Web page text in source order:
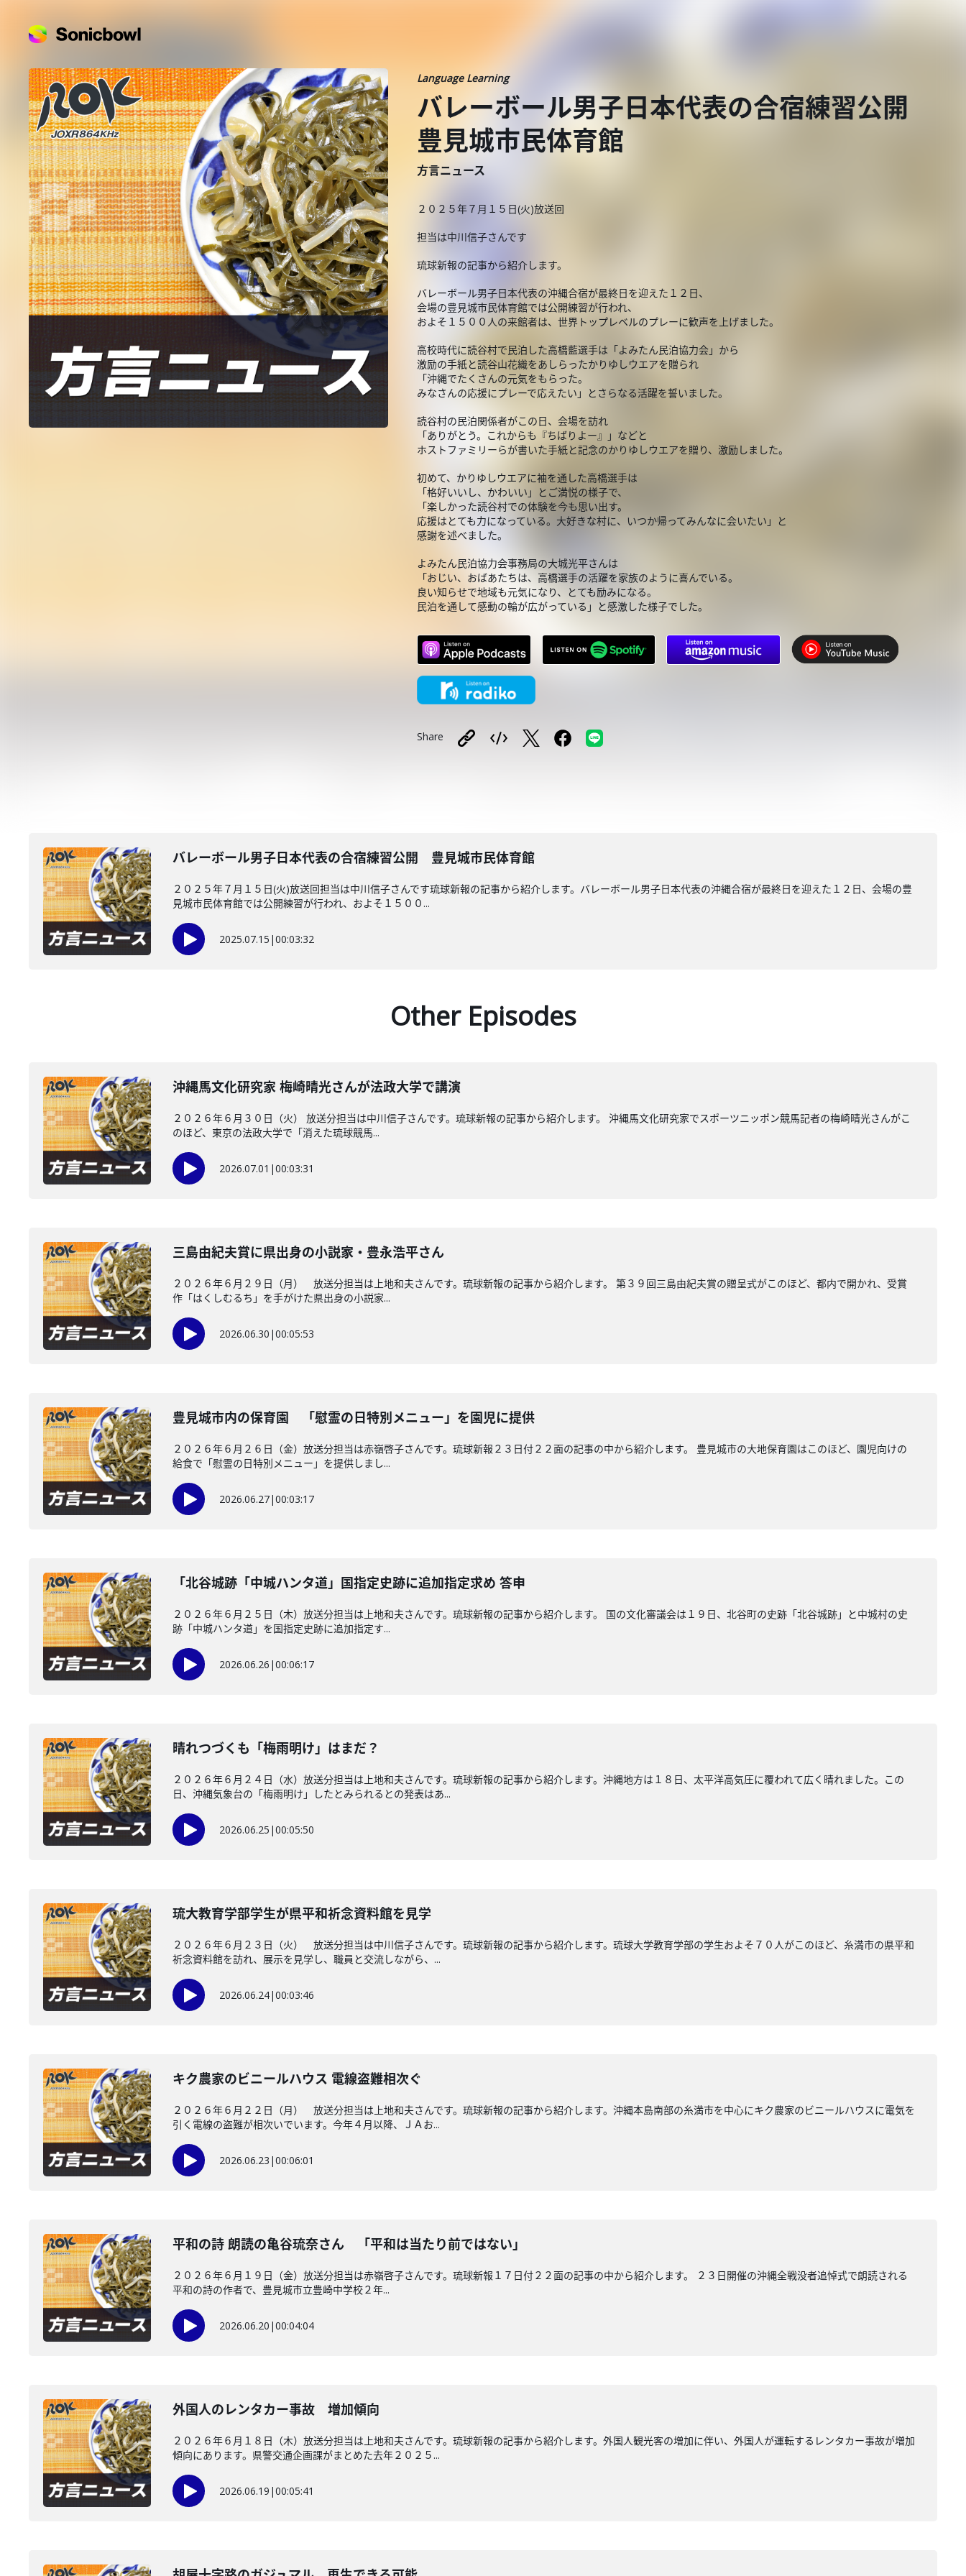
Language Learning
バレーボール男子日本代表の合宿練習公開
豊見城市民体育館
方言ニュース
２０２５年７月１５日(火)放送回
担当は中川信子さんです
琉球新報の記事から紹介します。
バレーボール男子日本代表の沖縄合宿が最終日を迎えた１２日、
会場の豊見城市民体育館では公開練習が行われ、
およそ１５００人の来館者は、世界トップレベルのプレーに歓声を上げました。
高校時代に読谷村で民泊した高橋藍選手は「よみたん民泊協力会」から
激励の手紙と読谷山花織をあしらったかりゆしウエアを贈られ
「沖縄でたくさんの元気をもらった。
みなさんの応援にプレーで応えたい」とさらなる活躍を誓いました。
読谷村の民泊関係者がこの日、会場を訪れ
「ありがとう。これからも『ちばりよー』」などと
ホストファミリーらが書いた手紙と記念のかりゆしウエアを贈り、激励しました。
初めて、かりゆしウエアに袖を通した高橋選手は
「格好いいし、かわいい」とご満悦の様子で、
「楽しかった読谷村での体験を今も思い出す。
応援はとても力になっている。大好きな村に、いつか帰ってみんなに会いたい」と
感謝を述べました。
よみたん民泊協力会事務局の大城光平さんは
「おじい、おばあたちは、高橋選手の活躍を家族のように喜んでいる。
良い知らせで地域も元気になり、とても励みになる。
民泊を通して感動の輪が広がっている」と感激した様子でした。
Share
バレーボール男子日本代表の合宿練習公開 豊見城市民体育館
２０２５年７月１５日(火)放送回担当は中川信子さんです琉球新報の記事から紹介します。バレーボール男子日本代表の沖縄合宿が最終日を迎えた１２日、会場の豊
見城市民体育館では公開練習が行われ、およそ１５００...
2025.07.15 |00:03:32
Other Episodes
沖縄馬文化研究家 梅崎晴光さんが法政大学で講演
２０２６年６月３０日（火） 放送分担当は中川信子さんです。琉球新報の記事から紹介します。 沖縄馬文化研究家でスポーツニッポン競馬記者の梅崎晴光さんがこ
のほど、東京の法政大学で「消えた琉球競馬...
2026.07.01 |00:03:31
三島由紀夫賞に県出身の小説家・豊永浩平さん
２０２６年６月２９日（月） 放送分担当は上地和夫さんです。琉球新報の記事から紹介します。 第３９回三島由紀夫賞の贈呈式がこのほど、都内で開かれ、受賞
作「はくしむるち」を手がけた県出身の小説家...
2026.06.30 |00:05:53
豊見城市内の保育園 「慰霊の日特別メニュー」を園児に提供
２０２６年６月２６日（金）放送分担当は赤嶺啓子さんです。琉球新報２３日付２２面の記事の中から紹介します。 豊見城市の大地保育園はこのほど、園児向けの
給食で「慰霊の日特別メニュー」を提供しまし...
2026.06.27|00:03:17
「北谷城跡「中城ハンタ道」国指定史跡に追加指定求め 答申
２０２６年６月２５日（木）放送分担当は上地和夫さんです。琉球新報の記事から紹介します。 国の文化審議会は１９日、北谷町の史跡「北谷城跡」と中城村の史
跡「中城ハンタ道」を国指定史跡に追加指定す...
2026.06.26 |00:06:17
晴れつづくも「梅雨明け」はまだ？
２０２６年６月２４日（水）放送分担当は上地和夫さんです。琉球新報の記事から紹介します。沖縄地方は１８日、太平洋高気圧に覆われて広く晴れました。この
日、沖縄気象台の「梅雨明け」したとみられるとの発表はあ...
2026.06.25 |00:05:50
琉大教育学部学生が県平和祈念資料館を見学
２０２６年６月２３日（火） 放送分担当は中川信子さんです。琉球新報の記事から紹介します。琉球大学教育学部の学生およそ７０人がこのほど、糸満市の県平和
祈念資料館を訪れ、展示を見学し、職員と交流しながら、...
2026.06.24|00:03:46
キク農家のビニールハウス 電線盗難相次ぐ
２０２６年６月２２日（月） 放送分担当は上地和夫さんです。琉球新報の記事から紹介します。沖縄本島南部の糸満市を中心にキク農家のビニールハウスに電気を
引く電線の盗難が相次いでいます。今年４月以降、ＪＡお...
2026.06.23 |00:06:01
平和の詩 朗読の亀谷琉奈さん 「平和は当たり前ではない」
２０２６年６月１９日（金）放送分担当は赤嶺啓子さんです。琉球新報１７日付２２面の記事の中から紹介します。 ２３日開催の沖縄全戦没者追悼式で朗読される
平和の詩の作者で、豊見城市立豊崎中学校２年...
2026.06.20 |00:04:04
外国人のレンタカー事故 増加傾向
２０２６年６月１８日（木）放送分担当は上地和夫さんです。琉球新報の記事から紹介します。外国人観光客の増加に伴い、外国人が運転するレンタカー事故が増加
傾向にあります。県警交通企画課がまとめた去年２０２５...
2026.06.19 |00:05:41